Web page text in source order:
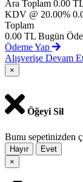
Ara Toplam 0.00
KDV @ 20.00%
Toplam
0.00 TL Bugün
Ödeme Yap
Alışverişe Devam
×
Öğeyi Sil
Bunu sepetinizden
Hayır
Evet
×